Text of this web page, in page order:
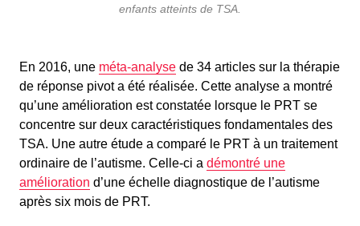
enfants atteints de TSA.
En 2016, une méta-analyse de 34 articles sur la thérapie
de réponse pivot a été réalisée. Cette analyse a montré
qu’une amélioration est constatée lorsque le PRT se
concentre sur deux caractéristiques fondamentales des
TSA. Une autre étude a comparé le PRT à un traitement
ordinaire de l’autisme. Celle-ci a démontré une
amélioration d’une échelle diagnostique de l’autisme
après six mois de PRT.